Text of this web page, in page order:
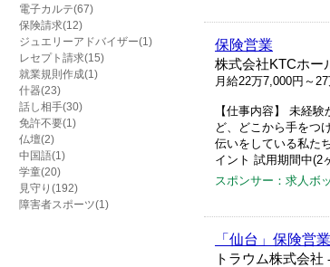
電子カルテ(67)
保険請求(12)
ジュエリーアドバイザー(1)
レセプト請求(15)
就業規則作成(1)
什器(23)
話し相手(30)
免許不要(1)
仏壇(2)
中国語(1)
学童(20)
見守り(192)
障害者スポーツ(1)
保険営業
株式会社KTCホー
月給22万7,000円～27
【仕事内容】 未経
ど、どこから手をつ
伝いをしている私た
イント 試用期間中(2
スポンサー：求人ボ
「仙台」保険営
トラウム株式会社 -